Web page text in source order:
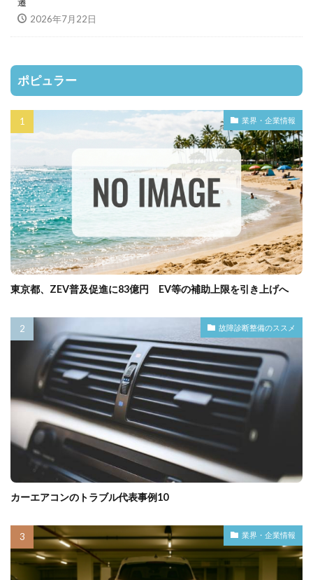
遷
2026年7月22日
ポピュラー
業界・企業情報
東京都、ZEV普及促進に83億円 EV等の補助上限を引き上げへ
故障診断整備のススメ
カーエアコンのトラブル代表事例10
業界・企業情報